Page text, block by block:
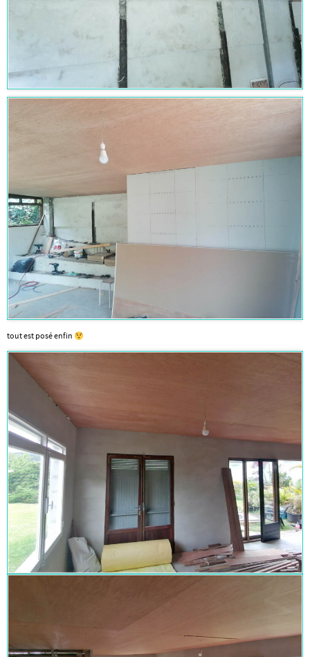
tout est posé enfin